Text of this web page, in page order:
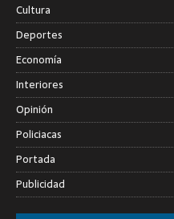
Cultura
Deportes
Economía
Interiores
Opinión
Policiacas
Portada
Publicidad